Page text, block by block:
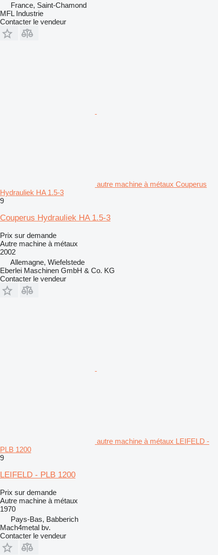
France, Saint-Chamond
MFL Industrie
Contacter le vendeur
autre machine à métaux Couperus
Hydrauliek HA 1.5-3
9
Couperus Hydrauliek HA 1.5-3
Prix sur demande
Autre machine à métaux
2002
Allemagne, Wiefelstede
Eberlei Maschinen GmbH & Co. KG
Contacter le vendeur
autre machine à métaux LEIFELD -
PLB 1200
9
LEIFELD - PLB 1200
Prix sur demande
Autre machine à métaux
1970
Pays-Bas, Babberich
Mach4metal bv.
Contacter le vendeur